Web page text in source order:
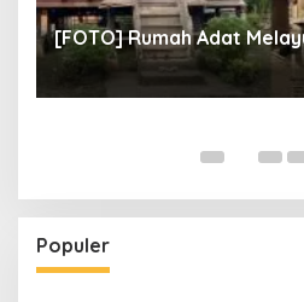
[FOTO] Rumah Adat
Populer